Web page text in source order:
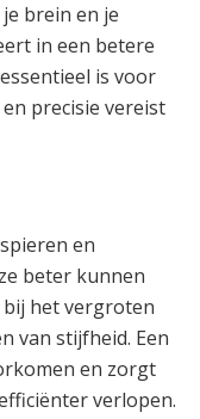
brein en je
in een betere
is voor
precisie vereist
en
beter kunnen
het vergroten
van stijfheid. Een
en zorgt
verlopen.